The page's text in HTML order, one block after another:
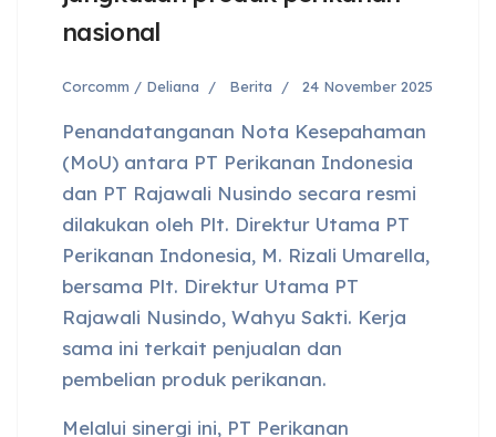
nasional
Corcomm / Deliana Berita 24 November 2025
Penandatanganan Nota Kesepahaman
(MoU) antara PT Perikanan Indonesia
dan PT Rajawali Nusindo secara resmi
dilakukan oleh Plt. Direktur Utama PT
Perikanan Indonesia, M. Rizali Umarella,
bersama Plt. Direktur Utama PT
Rajawali Nusindo, Wahyu Sakti. Kerja
sama ini terkait penjualan dan
pembelian produk perikanan.
Melalui sinergi ini, PT Perikanan